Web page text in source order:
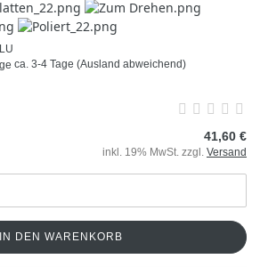
ca. 3-4 Tage (Ausland abweichend)
41,60 €
inkl. 19% MwSt. zzgl. Versand
IN DEN WARENKORB